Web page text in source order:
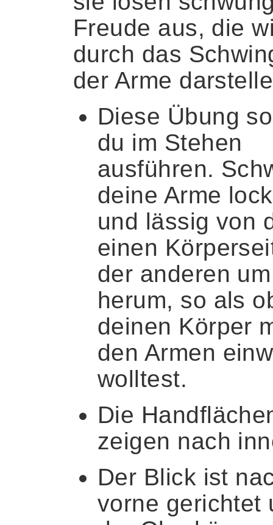
Freude aus, die
durch das
der Arme
Diese Übung
du im Stehen
ausführen.
deine Arme
und lässig von
einen
der anderen
herum, so als
deinen Körper
den Armen
wolltest.
Die
zeigen nach
Der Blick ist
vorne gerichtet